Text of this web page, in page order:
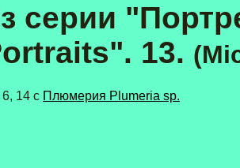
серии
13.
6, 14 с Плюмерия Plumeria sp.